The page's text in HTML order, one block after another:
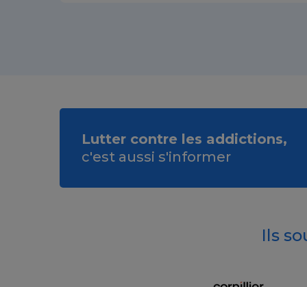
Lutter contre les addictions,
c'est aussi s'informer
Ils